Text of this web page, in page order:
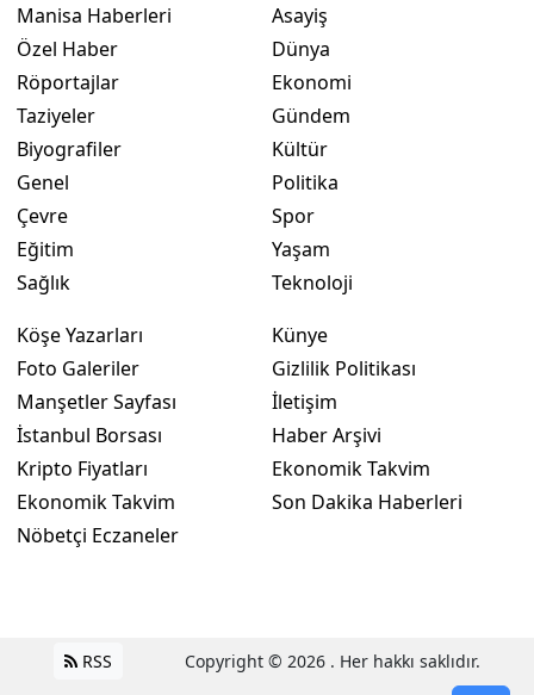
Manisa Haberleri
Özel Haber
Röportajlar
Taziyeler
Biyografiler
Genel
Çevre
Eğitim
Sağlık
Asayiş
Dünya
Ekonomi
Gündem
Kültür
Politika
Spor
Yaşam
Teknoloji
Köşe Yazarları
Foto Galeriler
Manşetler Sayfası
İstanbul Borsası
Kripto Fiyatları
Ekonomik Takvim
Nöbetçi Eczaneler
Künye
Gizlilik Politikası
İletişim
Haber Arşivi
Ekonomik Takvim
Son Dakika Haberleri
RSS Copyright © 2026 . Her hakkı saklıdır.